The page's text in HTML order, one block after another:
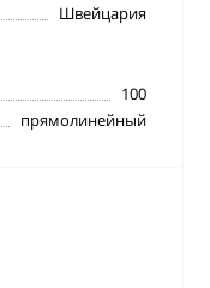
Швейцария
100
прямолинейный